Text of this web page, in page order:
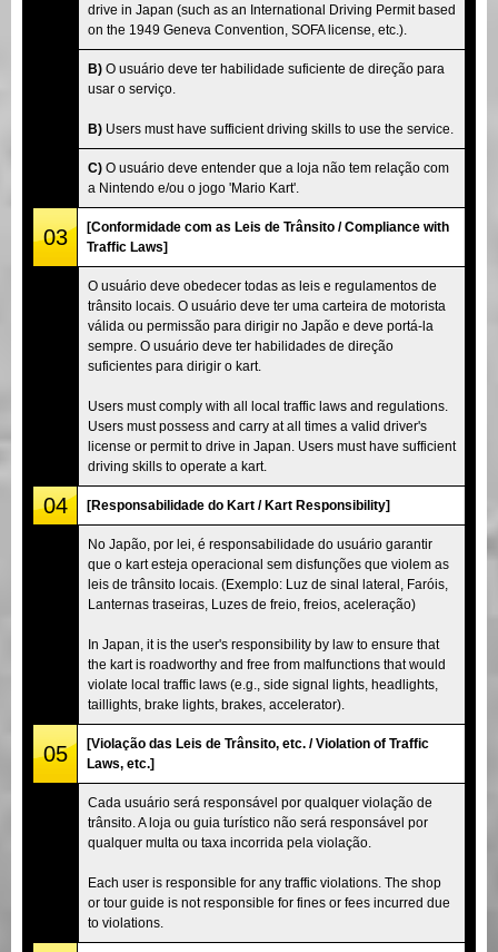
drive in Japan (such as an International Driving Permit based
on the 1949 Geneva Convention, SOFA license, etc.).
B) O usuário deve ter habilidade suficiente de direção para
usar o serviço.
B) Users must have sufficient driving skills to use the service.
C) O usuário deve entender que a loja não tem relação com
a Nintendo e/ou o jogo 'Mario Kart'.
03
[Conformidade com as Leis de Trânsito / Compliance with
Traffic Laws]
O usuário deve obedecer todas as leis e regulamentos de
trânsito locais. O usuário deve ter uma carteira de motorista
válida ou permissão para dirigir no Japão e deve portá-la
sempre. O usuário deve ter habilidades de direção
suficientes para dirigir o kart.
Users must comply with all local traffic laws and regulations.
Users must possess and carry at all times a valid driver's
license or permit to drive in Japan. Users must have sufficient
driving skills to operate a kart.
04 [Responsabilidade do Kart / Kart Responsibility]
No Japão, por lei, é responsabilidade do usuário garantir
que o kart esteja operacional sem disfunções que violem as
leis de trânsito locais. (Exemplo: Luz de sinal lateral, Faróis,
Lanternas traseiras, Luzes de freio, freios, aceleração)
In Japan, it is the user's responsibility by law to ensure that
the kart is roadworthy and free from malfunctions that would
violate local traffic laws (e.g., side signal lights, headlights,
taillights, brake lights, brakes, accelerator).
05
[Violação das Leis de Trânsito, etc. / Violation of Traffic
Laws, etc.]
Cada usuário será responsável por qualquer violação de
trânsito. A loja ou guia turístico não será responsável por
qualquer multa ou taxa incorrida pela violação.
Each user is responsible for any traffic violations. The shop
or tour guide is not responsible for fines or fees incurred due
to violations.